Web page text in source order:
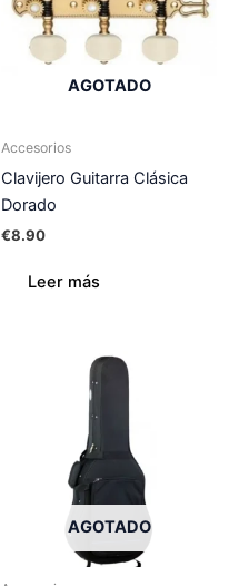
AGOTADO
Accesorios
Clavijero Guitarra Clásica
Dorado
€8.90
Leer más
AGOTADO